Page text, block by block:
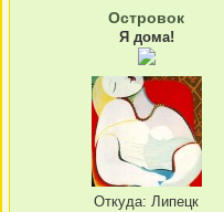
Островок
Я дома!
Откуда: Липецк